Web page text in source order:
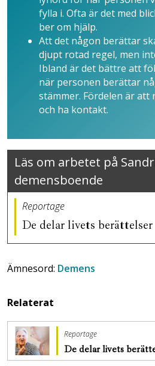
fylla i. Ofta är det med
ber om hjälp.
Att det någon berättar
djupt rotad regel, men
Ibland är det bättre att
när personen berättar
stämmer. Fördelen är
och ha kontakt.
Läs om arbetet på
demensboende
Reportage
De delar livets berättelser
Ämnesord: Demens
Relaterat
Reportage
De delar livets